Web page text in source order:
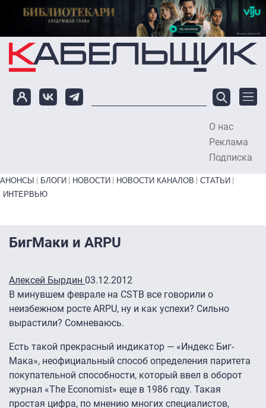
Перейти к основному содержанию
О нас
Реклама
Подписка
Primary links bottom
АНОНСЫ БЛОГИ НОВОСТИ НОВОСТИ КАНАЛОВ
СТАТЬИ
ИНТЕРВЬЮ
БигМаки и ARPU
Алексей Бырдин 03.12.2012
В минувшем феврале на CSTB все говорили о
неизбежном росте ARPU, ну и как успехи? Сильно
вырастили? Сомневаюсь.
Есть такой прекрасный индикатор — «Индекс Биг-
Мака», неофициальный способ определения паритета
покупательной способности, который ввел в оборот
журнал «The Economist» еще в 1986 году. Такая
простая цифра, по мнению многих специалистов,